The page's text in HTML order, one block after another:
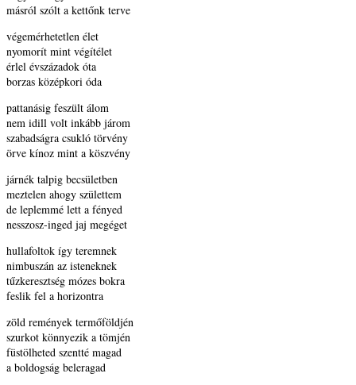
másról szólt a kettőnk terve
végemérhetetlen élet
nyomorít mint végítélet
érlel évszázadok óta
borzas középkori óda
pattanásig feszült álom
nem idill volt inkább járom
szabadságra csukló törvény
örve kínoz mint a köszvény
járnék talpig becsületben
meztelen ahogy születtem
de leplemmé lett a fényed
nesszosz-inged jaj megéget
hullafoltok így teremnek
nimbuszán az isteneknek
tűzkeresztség mózes bokra
feslik fel a horizontra
zöld remények termőföldjén
szurkot könnyezik a tömjén
füstölheted szentté magad
a boldogság beleragad